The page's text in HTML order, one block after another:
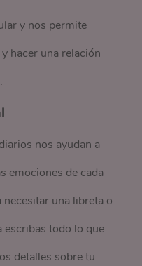
y nos permite
hacer una relación
nos ayudan a
emociones de cada
necesitar una libreta o
escribas todo lo que
detalles sobre tu